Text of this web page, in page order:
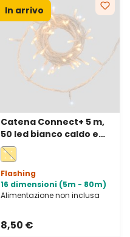
In arrivo
Catena Connect+ 5 m,
50 led bianco caldo e
bianco freddo, cavo
trasparente,
prolungabile
Flashing
16 dimensioni (5m - 80m)
Alimentazione non inclusa
8,50 €